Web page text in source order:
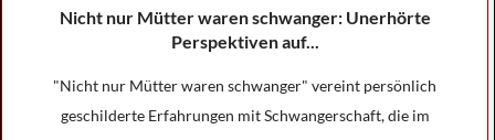
Nicht nur Mütter waren schwanger: Unerhörte
Perspektiven auf...
"Nicht nur Mütter waren schwanger" vereint persönlich
geschilderte Erfahrungen mit Schwangerschaft, die im